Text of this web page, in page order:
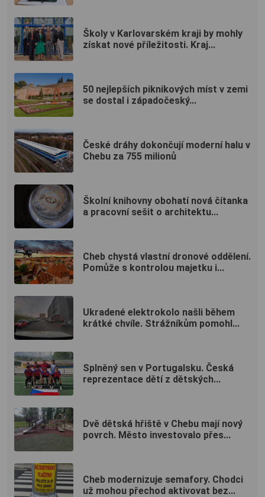
Školy v Karlovarském kraji by mohly
získat nové příležitosti. Kraj...
50 nejlepších piknikových míst v zemi
se dostal i západočeský...
České dráhy dokončují moderní halu v
Chebu za 755 milionů
Školní knihovny obohatí nová čítanka
a pracovní sešit o architektu...
Cheb chystá vlastní dronové oddělení.
Pomůže s kontrolou majetku i...
Ukradené elektrokolo našli během
krátké chvíle. Strážníkům pomohl...
Splněný sen v Portugalsku. Česká
reprezentace dětí z dětských...
Dvě dětská hřiště v Chebu mají nový
povrch. Město investovalo přes...
Cheb modernizuje semafory. Chodci
už mohou přechod aktivovat bez...